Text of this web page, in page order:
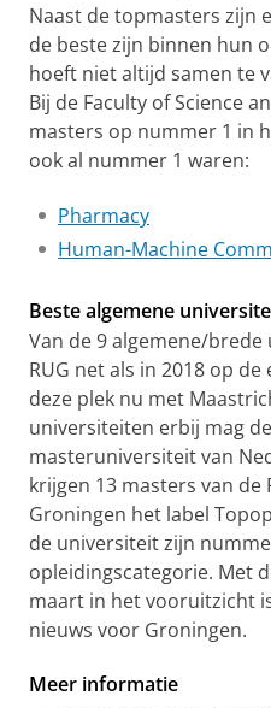
Naast de topmasters zijn
de beste zijn binnen hun
hoeft niet altijd samen te
Bij de Faculty of Science
masters op nummer 1 in
ook al nummer 1 waren:
Pharmacy
Human-Machine
Beste algemene
Van de 9 algemene/
RUG net als in 2018 op
deze plek nu met
universiteiten erbij mag
masteruniversiteit van
krijgen 13 masters van de
Groningen het label
de universiteit zijn
opleidingscategorie. Met
maart in het vooruitzicht
nieuws voor Groningen.
Meer informatie